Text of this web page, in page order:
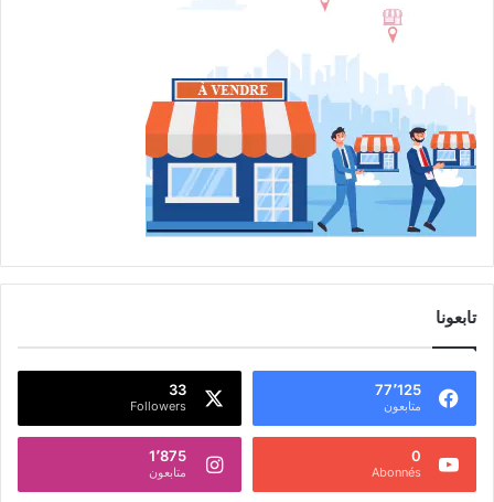
تابعونا
77٬125
متابعون
33
Followers
0
Abonnés
1٬875
متابعون